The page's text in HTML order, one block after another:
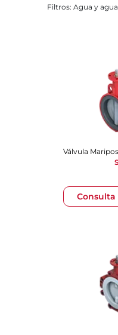
Filtros: Agua y
Consulta
Válvula